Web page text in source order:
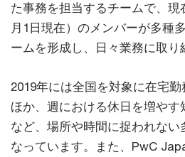
た事務を担当するチームで、現
月1日現在）のメンバーが多種
ームを形成し、日々業務に取り
2019年には全国を対象に在宅
ほか、週における休日を増や
など、場所や時間に捉われない
なっています。また、PwC